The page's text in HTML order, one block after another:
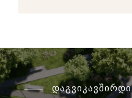
დაგვიკავშირდი